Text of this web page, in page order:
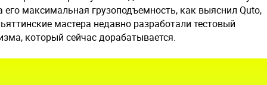
максимальная грузоподъемность, как выяснил Quto,
мастера недавно разработали тестовый
который сейчас дорабатывается.